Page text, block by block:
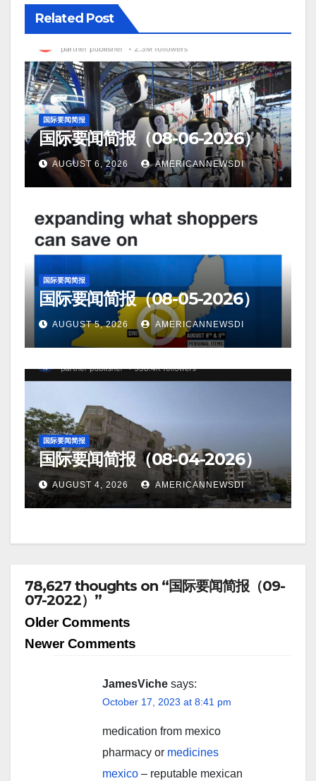
Related Post
国际要闻简报
国际要闻简报（08-06-2026）
AUGUST 6, 2026 AMERICANNEWSDI
国际要闻简报
国际要闻简报（08-05-2026）
AUGUST 5, 2026 AMERICANNEWSDI
国际要闻简报
国际要闻简报（08-04-2026）
AUGUST 4, 2026 AMERICANNEWSDI
78,627 thoughts on “国际要闻简报（09-
07-2022）”
Comment
navigation
Older Comments
Newer Comments
JamesViche says:
October 17, 2023 at 8:41 pm
medication from mexico
pharmacy or medicines
mexico – reputable mexican